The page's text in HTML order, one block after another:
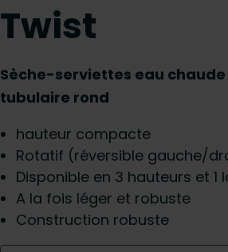
Twist
Sèche-serviettes eau
tubulaire rond
hauteur compacte
Rotatif (réversible gauche/
Disponible en 3 hauteurs et 1
A la fois léger et robuste
Construction robuste